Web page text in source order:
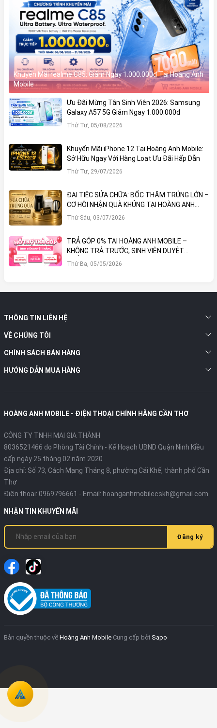
Khuyến Mãi realme C85: Giảm Ngay 1.000.000đ Tại Hoàng Anh
Mobile
Ưu Đãi Mừng Tân Sinh Viên 2026: Samsung
Galaxy A57 5G Giảm Ngay 1.000.000đ
Thứ Tư, 05/08/2026
Khuyến Mãi iPhone 12 Tại Hoàng Anh Mobile:
Sở Hữu Ngay Với Hàng Loạt Ưu Đãi Hấp Dẫn
Thứ Tư, 29/07/2026
ĐẠI TIỆC SỬA CHỮA: BỐC THĂM TRÚNG LỚN –
CƠ HỘI NHẬN QUÀ KHỦNG TẠI HOÀNG ANH
MOBILE
Thứ Sáu, 03/07/2026
TRẢ GÓP 0% TẠI HOÀNG ANH MOBILE –
KHÔNG TRẢ TRƯỚC, SINH VIÊN DUYỆT
THẲNG!
Thứ Ba, 05/05/2026
THÔNG TIN LIÊN HỆ
VỀ CHÚNG TÔI
CHÍNH SÁCH BÁN HÀNG
HƯỚNG DẪN MUA HÀNG
HOÀNG ANH MOBILE - ĐIỆN THOẠI CHÍNH HÃNG CẦN THƠ
CÔNG TY TNHH MAI GIA THÀNH
8036521466 do Phòng Tài Chính - Kế Hoạch UBND Quận Ninh Kiều
cấp ngày 25 tháng 02 năm 2020
Địa chỉ: Số 73, Cách Mạng Tháng 8, phường Cái Khế, thành phố Cần
Thơ
Điện thoại: 0969796661 - Email: hoanganhmobilecskh@gmail.com
NHẬN TIN KHUYẾN MÃI
Đăng ký
Bản quyền thuộc về Hoàng Anh Mobile Cung cấp bởi Sapo